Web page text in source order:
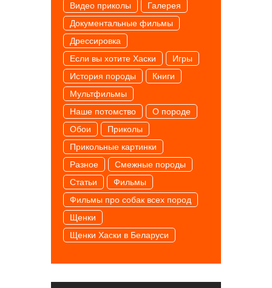
Видео приколы
Галерея
Документальные фильмы
Дрессировка
Если вы хотите Хаски
Игры
История породы
Книги
Мультфильмы
Наше потомство
О породе
Обои
Приколы
Прикольные картинки
Разное
Смежные породы
Статьи
Фильмы
Фильмы про собак всех пород
Щенки
Щенки Хаски в Беларуси